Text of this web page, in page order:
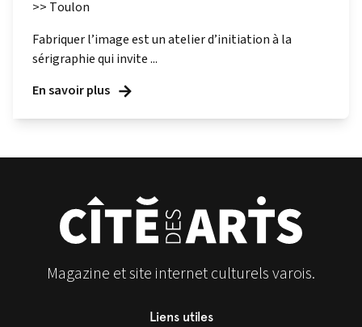
>> Toulon
Fabriquer l’image est un atelier d’initiation à la
sérigraphie qui invite ...
En savoir plus
Magazine et site internet culturels varois.
Liens utiles